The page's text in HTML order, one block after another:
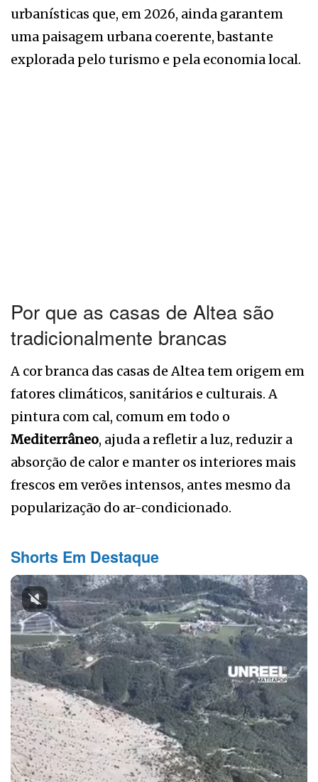
urbanísticas que, em 2026, ainda garantem
uma paisagem urbana coerente, bastante
explorada pelo turismo e pela economia local.
Por que as casas de Altea são
tradicionalmente brancas
A cor branca das casas de Altea tem origem em
fatores climáticos, sanitários e culturais. A
pintura com cal, comum em todo o
Mediterrâneo, ajuda a refletir a luz, reduzir a
absorção de calor e manter os interiores mais
frescos em verões intensos, antes mesmo da
popularização do ar-condicionado.
Shorts Em Destaque